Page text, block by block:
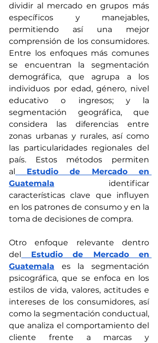
dividir al mercado en grupos más
específicos y manejables,
permitiendo así una mejor
comprensión de los consumidores.
Entre los enfoques más comunes
se encuentran la segmentación
demográfica, que agrupa a los
individuos por edad, género, nivel
educativo o ingresos; y la
segmentación geográfica, que
considera las diferencias entre
zonas urbanas y rurales, así como
las particularidades regionales del
país. Estos métodos permiten
al
Estudio de Mercado en
Guatemala identificar
características clave que influyen
en los patrones de consumo y en la
toma de decisiones de compra.
Otro enfoque relevante dentro
del
Estudio de Mercado en
Guatemala es la segmentación
psicográfica, que se enfoca en los
estilos de vida, valores, actitudes e
intereses de los consumidores, así
como la segmentación conductual,
que analiza el comportamiento del
cliente frente a marcas y